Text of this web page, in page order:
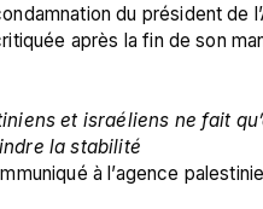
du président de
après la fin de son
et israéliens ne fait
la stabilité
à l’agence